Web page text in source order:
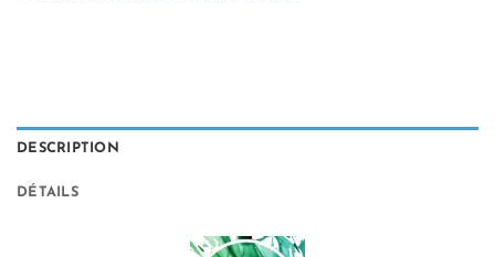
DESCRIPTION
DÉTAILS